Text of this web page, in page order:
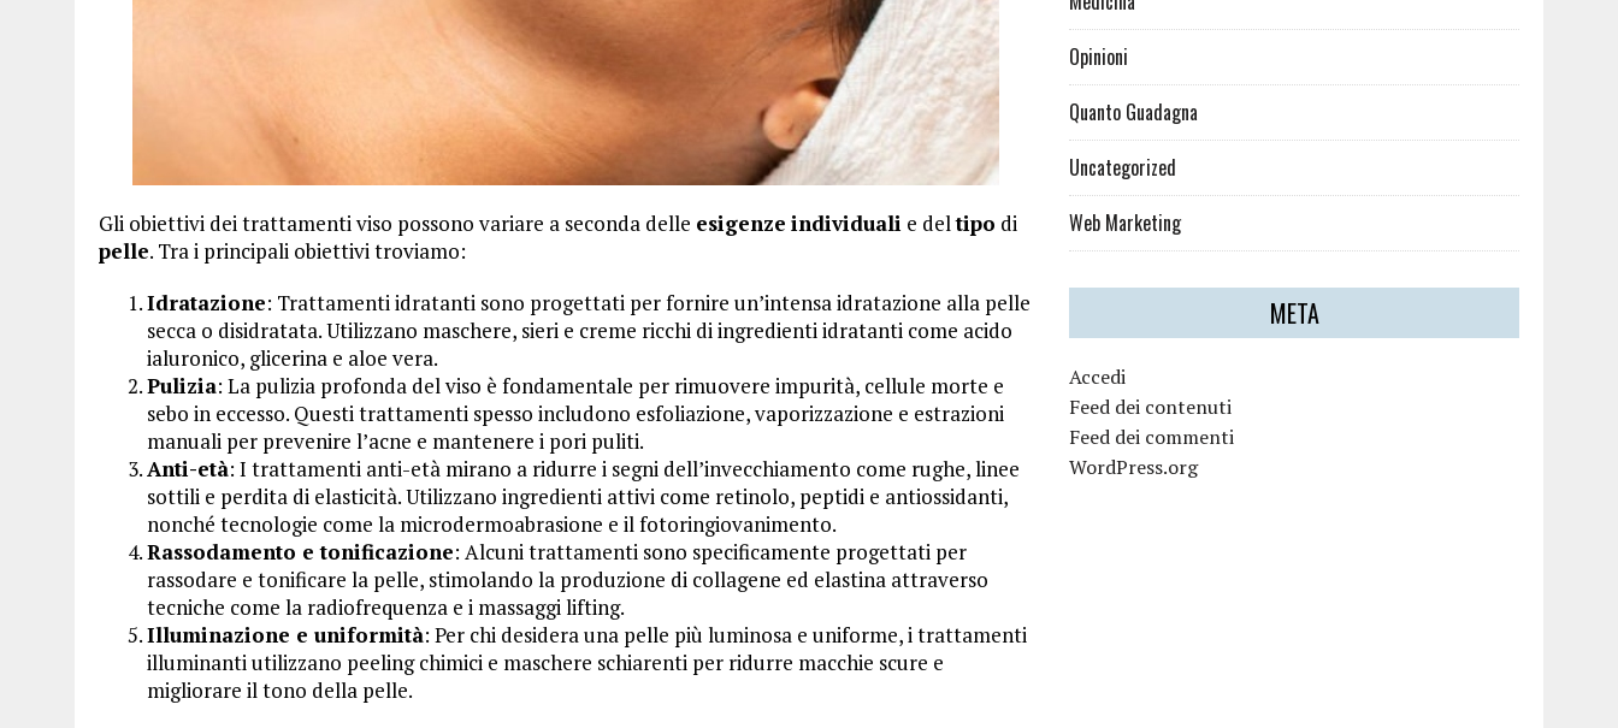
Gli obiettivi dei trattamenti viso possono variare a seconda delle esigenze individuali e deltipo di
pelle. Tra i principali obiettivi troviamo:
Idratazione: Trattamenti idratanti sono progettati per fornire un’intensa idratazione alla pelle
secca o disidratata. Utilizzano maschere, sieri e creme ricchi di ingredienti idratanti come acido
ialuronico, glicerina e aloe vera.
Pulizia: La pulizia profonda del viso è fondamentale per rimuovere impurità, cellule morte e
sebo in eccesso. Questi trattamenti spesso includono esfoliazione, vaporizzazione e estrazioni
manuali per prevenire l’acne e mantenere i pori puliti.
Anti-età: I trattamenti anti-età mirano a ridurre i segni dell’invecchiamento come rughe, linee
sottili e perdita di elasticità. Utilizzano ingredienti attivi come retinolo, peptidi e antiossidanti,
nonché tecnologie come la microdermoabrasione e il fotoringiovanimento.
Rassodamento e tonificazione: Alcuni trattamenti sono specificamente progettati per
rassodare e tonificare la pelle, stimolando la produzione di collagene ed elastina attraverso
tecniche come la radiofrequenza e i massaggi lifting.
Illuminazione e uniformità: Per chi desidera una pelle più luminosa e uniforme, i trattamenti
illuminanti utilizzano peeling chimici e maschere schiarenti per ridurre macchie scure e
migliorare il tono della pelle.
Opinioni
Quanto Guadagna
Uncategorized
Web Marketing
META
Accedi
Feed dei contenuti
Feed dei commenti
WordPress.org